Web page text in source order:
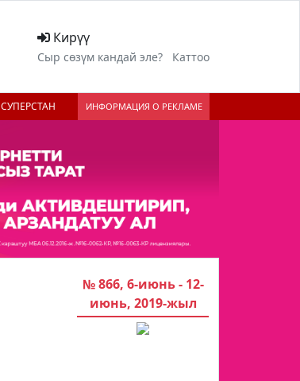
Кирүү
Сыр сөзүм кандай эле? Каттоо
СУПЕРСТАН ИНФОРМАЦИЯ О РЕКЛАМЕ
№ 866, 6-июнь - 12-
июнь, 2019-жыл